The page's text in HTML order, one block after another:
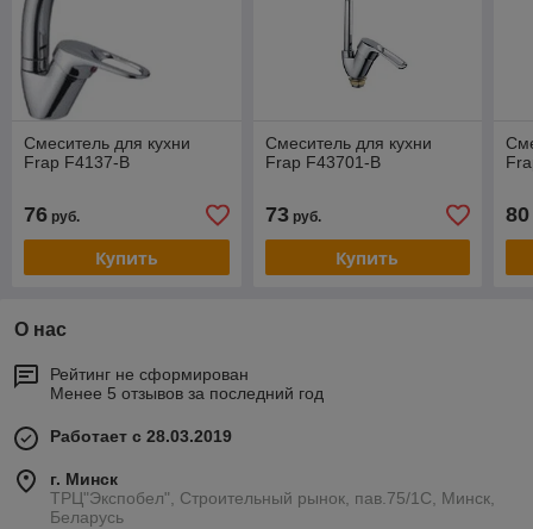
Смеситель для кухни
Frap F4137-B
76 руб.
Купить
Смеситель для кухни
Frap F43701-B
73руб.
Купить
80
О нас
Рейтинг не сформирован
Менее 5 отзывов за последний год
Работает с 28.03.2019
г. Минск
ТРЦ"Экспобел", Строительный рынок, пав.75/1С, Минск,
Беларусь